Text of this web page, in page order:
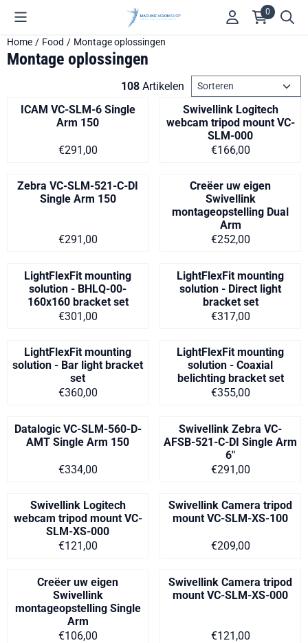
Cookievoorkeuren zijn beschikbaar. Kies instellingen of sta alle
0
Home / Food / Montage oplossingen
Montage oplossingen
108 Artikelen Sorteermethode
ICAM VC-SLM-6 Single
Arm 150
Prijs op aanvraag
€291,00
Swivellink Logitech
webcam tripod mount VC-
SLM-000
Prijs: 166,00
€166,00
Zebra VC-SLM-521-C-DI
Single Arm 150
Prijs op aanvraag
€291,00
Creëer uw eigen
Swivellink
montageopstelling Dual
Arm
Prijs: 252,00
€252,00
LightFlexFit mounting
solution - BHLQ-00-
160x160 bracket set
Prijs op aanvraag
€301,00
LightFlexFit mounting
solution - Direct light
bracket set
Prijs op
€317,00
LightFlexFit mounting
solution - Bar light bracket
set
Prijs op aanvraag
€360,00
LightFlexFit mounting
solution - Coaxial
belichting bracket set
Prijs op
€355,00
Datalogic VC-SLM-560-D-
AMT Single Arm 150
Prijs op aanvraag
€334,00
Swivellink Zebra VC-
AFSB-521-C-DI Single Arm
6"
Prijs op
€291,00
Swivellink Logitech
webcam tripod mount VC-
SLM-XS-000
Prijs: 121,00
€121,00
Swivellink Camera tripod
mount VC-SLM-XS-100
Prijs: 209,00
€209,00
Creëer uw eigen
Swivellink
montageopstelling Single
Arm
Prijs op aanvraag
€106,00
Swivellink Camera tripod
mount VC-SLM-XS-000
Prijs: 121,00
€121,00